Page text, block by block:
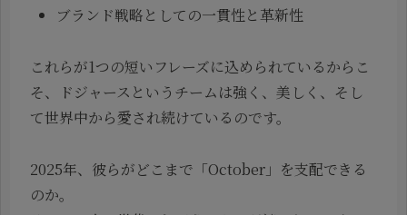
ブランド戦略としての一貫性と革新性
これらが1つの短いフレーズに込められているからこ
そ、ドジャースというチームは強く、美しく、そし
て世界中から愛され続けているのです。
2025年、彼らがどこまで「October」を支配できる
のか。